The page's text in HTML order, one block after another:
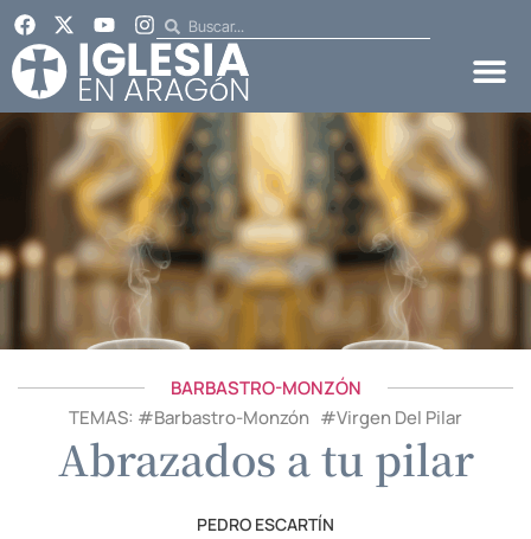
BARBASTRO-MONZÓN
TEMAS: #Barbastro-Monzón #Virgen Del Pilar
Abrazados a tu pilar
PEDRO ESCARTÍN